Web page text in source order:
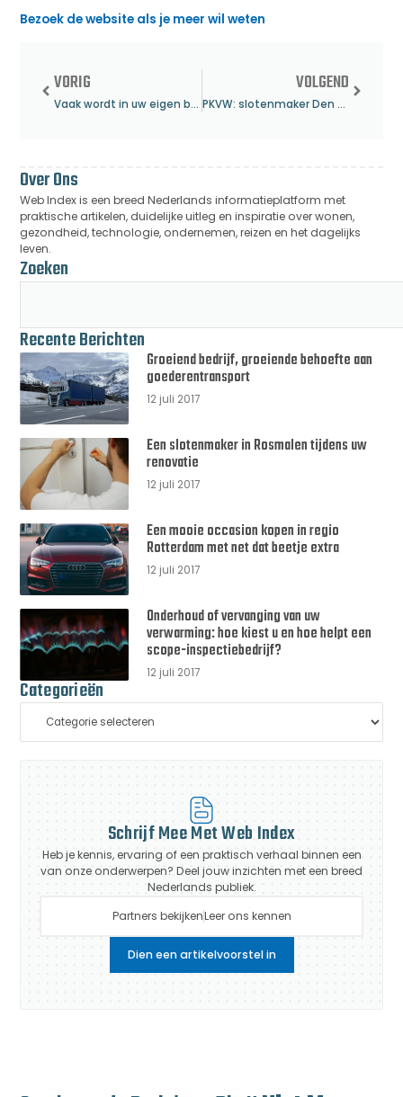
Bezoek de website als je meer wil weten
VORIG
Vaak wordt in uw eigen buurt een boomchirurg gevonden
VOLGEND
PKVW: slotenmaker Den Haag
Over Ons
Web Index is een breed Nederlands informatieplatform met
praktische artikelen, duidelijke uitleg en inspiratie over wonen,
gezondheid, technologie, ondernemen, reizen en het dagelijks
leven.
Zoeken
Recente Berichten
Groeiend bedrijf, groeiende behoefte aan
goederentransport
12 juli 2017
Een slotenmaker in Rosmalen tijdens uw
renovatie
12 juli 2017
Een mooie occasion kopen in regio
Rotterdam met net dat beetje extra
12 juli 2017
Onderhoud of vervanging van uw
verwarming: hoe kiest u en hoe helpt een
scope-inspectiebedrijf?
12 juli 2017
Categorieën
Schrijf Mee Met Web Index
Heb je kennis, ervaring of een praktisch verhaal binnen een
van onze onderwerpen? Deel jouw inzichten met een breed
Nederlands publiek.
Partners bekijkenLeer ons kennen
Dien een artikelvoorstel in